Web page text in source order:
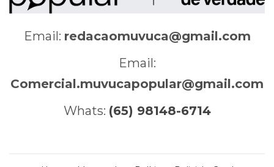
Email: redacaomuvuca@gmail.com
Email:
Comercial.muvucapopular@gmail.com
Whats: (65) 98148-6714